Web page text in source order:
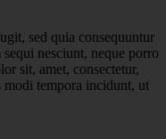
sed quia consequuntur
nesciunt, neque porro
sit, amet, consectetur,
modi tempora incidunt, ut